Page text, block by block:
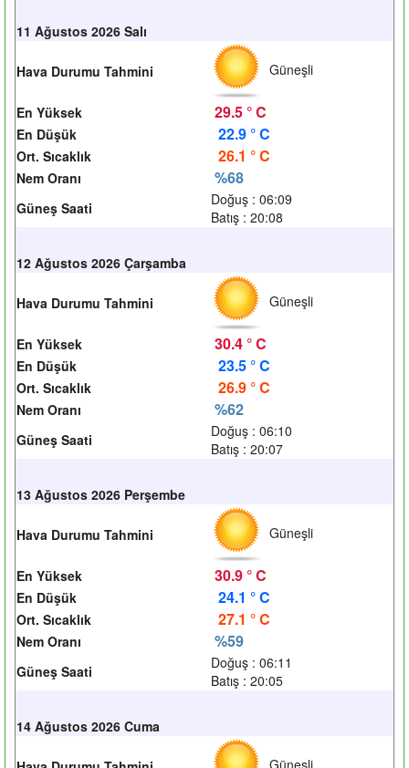
11 Ağustos 2026 Salı
Hava Durumu Tahmini Güneşli
En Yüksek 29.5 ° C
En Düşük 22.9 ° C
Ort. Sıcaklık 26.1 ° C
Nem Oranı %68
Güneş Saati
Doğuş : 06:09
Batış : 20:08
12 Ağustos 2026 Çarşamba
Hava Durumu Tahmini Güneşli
En Yüksek 30.4 ° C
En Düşük 23.5 ° C
Ort. Sıcaklık 26.9 ° C
Nem Oranı %62
Güneş Saati
Doğuş : 06:10
Batış : 20:07
13 Ağustos 2026 Perşembe
Hava Durumu Tahmini Güneşli
En Yüksek 30.9 ° C
En Düşük 24.1 ° C
Ort. Sıcaklık 27.1 ° C
Nem Oranı %59
Güneş Saati
Doğuş : 06:11
Batış : 20:05
14 Ağustos 2026 Cuma
Güneşli